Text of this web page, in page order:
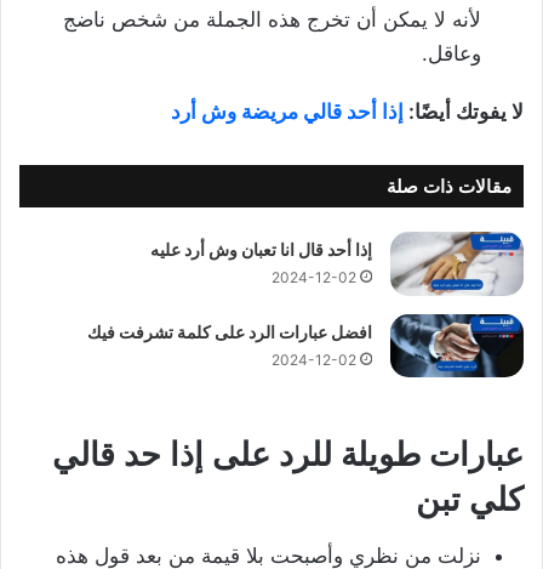
لأنه لا يمكن أن تخرج هذه الجملة من شخص ناضج
وعاقل.
لا يفوتك أيضًا: إذا أحد قالي مريضة وش أرد
مقالات ذات صلة
إذا أحد قال انا تعبان وش أرد عليه
2024-12-02
افضل عبارات الرد على كلمة تشرفت فيك
2024-12-02
عبارات طويلة للرد على إذا حد قالي
كلي تبن
نزلت من نظري وأصبحت بلا قيمة من بعد قول هذه